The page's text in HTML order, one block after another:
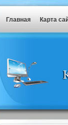
Главная Карта